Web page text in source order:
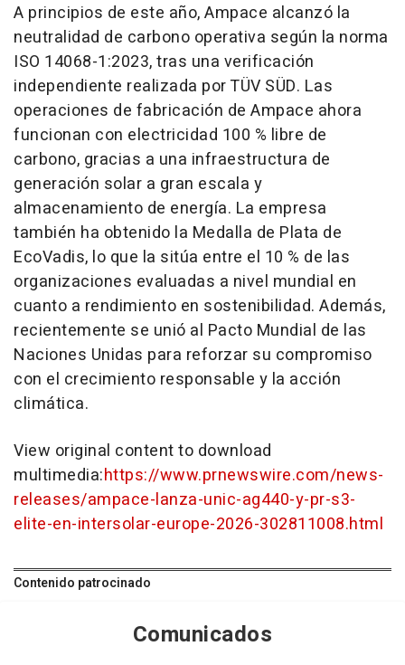
A principios de este año, Ampace alcanzó la
neutralidad de carbono operativa según la norma
ISO 14068-1:2023, tras una verificación
independiente realizada por TÜV SÜD. Las
operaciones de fabricación de Ampace ahora
funcionan con electricidad 100 % libre de
carbono, gracias a una infraestructura de
generación solar a gran escala y
almacenamiento de energía. La empresa
también ha obtenido la Medalla de Plata de
EcoVadis, lo que la sitúa entre el 10 % de las
organizaciones evaluadas a nivel mundial en
cuanto a rendimiento en sostenibilidad. Además,
recientemente se unió al Pacto Mundial de las
Naciones Unidas para reforzar su compromiso
con el crecimiento responsable y la acción
climática.
View original content to download
multimedia:https://www.prnewswire.com/news-
releases/ampace-lanza-unic-ag440-y-pr-s3-
elite-en-intersolar-europe-2026-302811008.html
Contenido patrocinado
Comunicados